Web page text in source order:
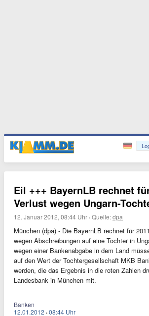
Eil +++ BayernLB rechnet
Verlust wegen Ungarn-
12. Januar 2012, 08:44 Uhr ·Quelle:dpa
München (dpa) - Die BayernLB rechnet für
wegen Abschreibungen auf eine Tochter in
wegen einer Bankenabgabe in dem Land
auf den Wert der Tochtergesellschaft MKB
werden, die das Ergebnis in die roten Zahlen
Landesbank in München mit.
Banken
12.01.2012 ·08:44 Uhr